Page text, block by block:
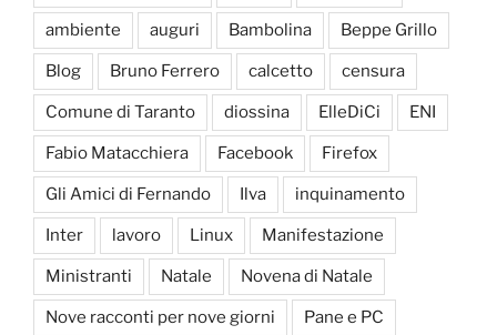
ambiente auguri Bambolina Beppe Grillo
Blog Bruno Ferrero calcetto censura
Comune di Taranto diossina ElleDiCi ENI
Fabio Matacchiera Facebook Firefox
Gli Amici di Fernando Ilva inquinamento
Inter lavoro Linux Manifestazione
Ministranti Natale Novena di Natale
Nove racconti per nove giorni Pane e PC